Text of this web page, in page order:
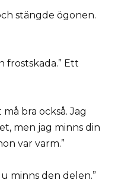
stängde ögonen.
frostskada.” Ett
bra också. Jag
men jag minns din
var varm.”
minns den delen.”